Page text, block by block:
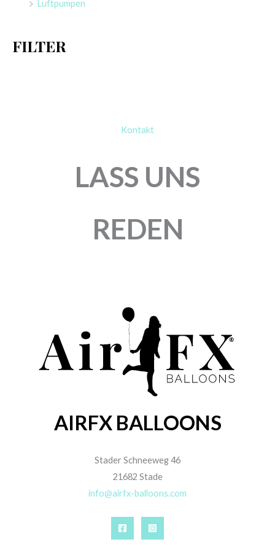
Luftpumpen
FILTER
Kontakt
LASS UNS
REDEN
AIRFX BALLOONS
Stader Schneeweg 46
21682 Stade
info@airfx-balloons.com